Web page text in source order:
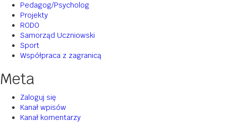
Pedagog/Psycholog
Projekty
RODO
Samorząd Uczniowski
Sport
Współpraca z zagranicą
Meta
Zaloguj się
Kanał wpisów
Kanał komentarzy